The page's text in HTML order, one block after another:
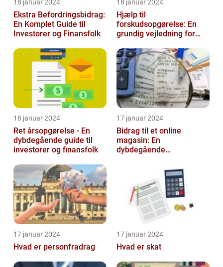
18 januar 2024
Ekstra Befordringsbidrag:
En Komplet Guide til
Investorer og Finansfolk
18 januar 2024
Hjælp til
forskudsopgørelse: En
grundig vejledning for
18 januar 2024
Ret årsopgørelse - En
dybdegående guide til
investorer og finansfolk
17 januar 2024
Bidrag til et online
magasin: En
dybdegående
betydningen og
udviklingen over tid
17 januar 2024
Hvad er personfradrag
17 januar 2024
Hvad er skat